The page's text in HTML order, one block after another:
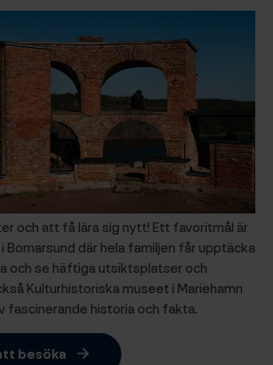
och att få lära sig nytt! Ett favoritmål är
Bomarsund där hela familjen får upptäcka
och se häftiga utsiktsplatser och
Kulturhistoriska museet i Mariehamn
fascinerande historia och fakta.
besöka